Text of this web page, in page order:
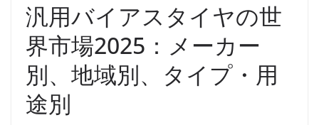
汎用バイアスタイヤの世
界市場2025：メーカー
別、地域別、タイプ・用
途別